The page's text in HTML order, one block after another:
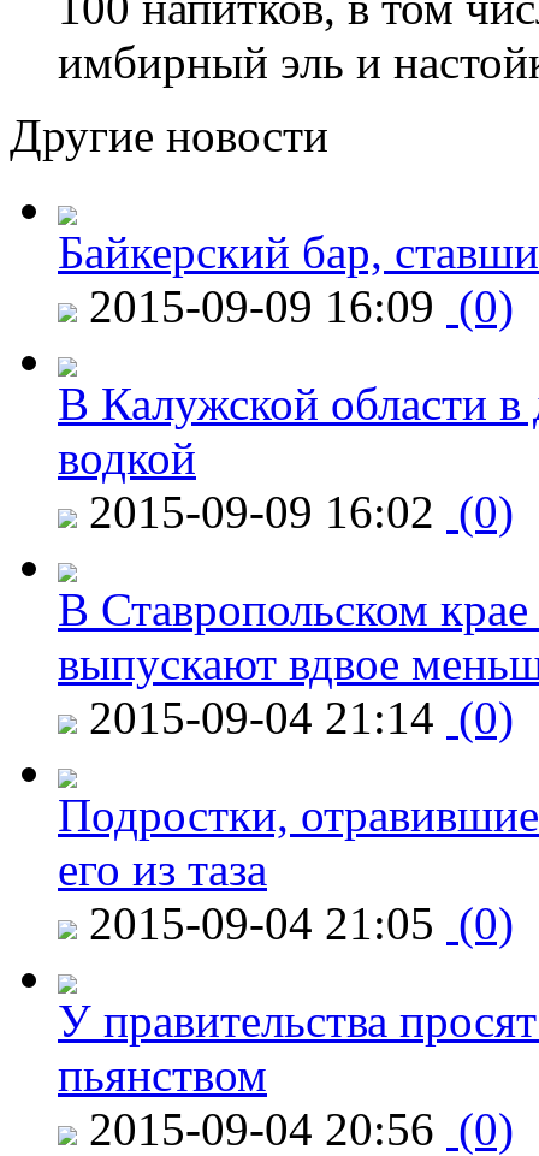
имбирный эль и
Другие новости
Байкерский бар,
2015-09-09 16:09 (0)
В Калужской области в
водкой
2015-09-09 16:02 (0)
В Ставропольском
выпускают вдвое
2015-09-04 21:14 (0)
Подростки,
его из таза
2015-09-04 21:05 (0)
У правительства
пьянством
2015-09-04 20:56 (0)